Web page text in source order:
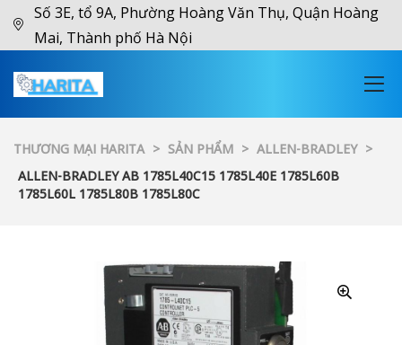
Số 3E, tổ 9A, Phường Hoàng Văn Thụ, Quận Hoàng
Mai, Thành phố Hà Nội
THƯƠNG MẠI HARITA > SẢN PHẨM > ALLEN-BRADLEY >
ALLEN-BRADLEY AB 1785L40C15 1785L40E 1785L60B
1785L60L 1785L80B 1785L80C